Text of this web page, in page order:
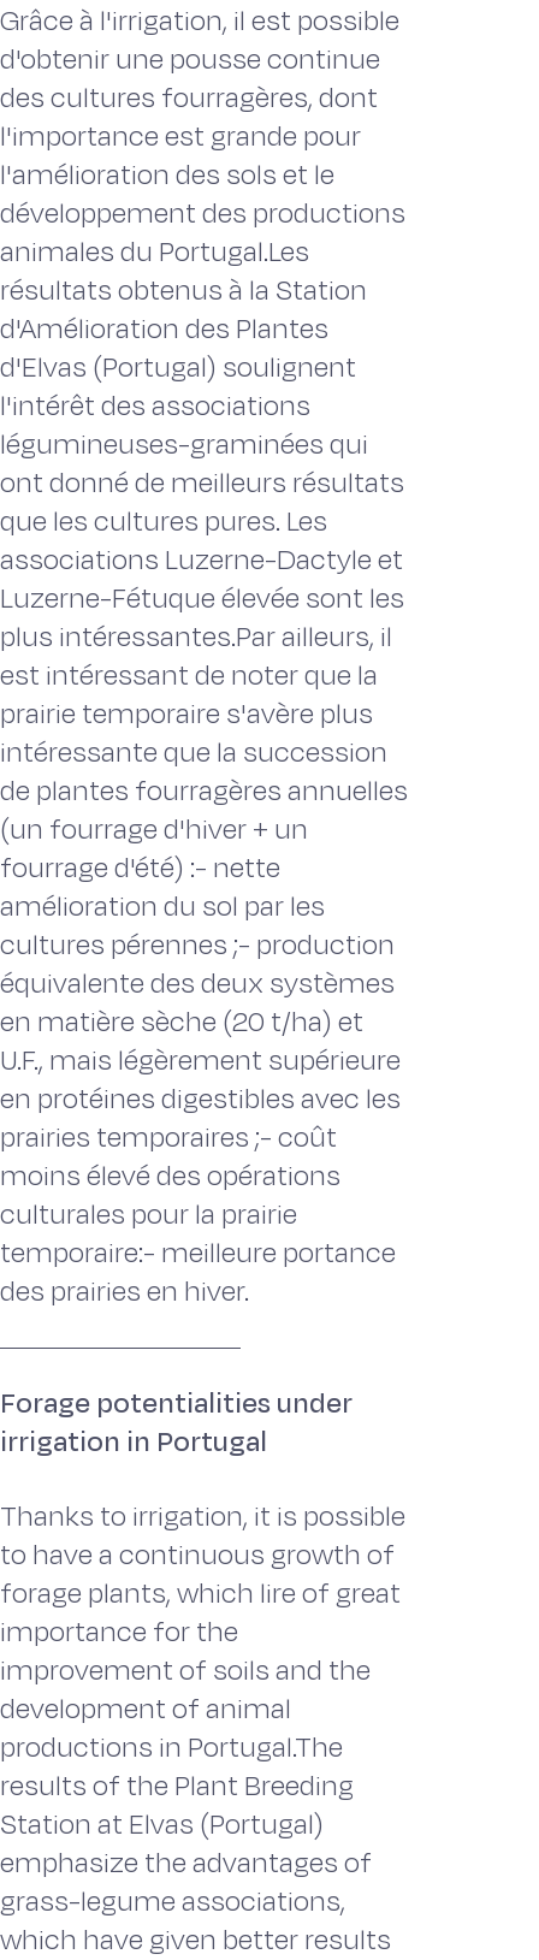
Grâce à l'irrigation, il est possible
d'obtenir une pousse continue
des cultures fourragères, dont
l'importance est grande pour
l'amélioration des sols et le
développement des productions
animales du Portugal.Les
résultats obtenus à la Station
d'Amélioration des Plantes
d'Elvas (Portugal) soulignent
l'intérêt des associations
légumineuses-graminées qui
ont donné de meilleurs résultats
que les cultures pures. Les
associations Luzerne-Dactyle et
Luzerne-Fétuque élevée sont les
plus intéressantes.Par ailleurs, il
est intéressant de noter que la
prairie temporaire s'avère plus
intéressante que la succession
de plantes fourragères annuelles
(un fourrage d'hiver + un
fourrage d'été) :- nette
amélioration du sol par les
cultures pérennes ;- production
équivalente des deux systèmes
en matière sèche (20 t/ha) et
U.F., mais légèrement supérieure
en protéines digestibles avec les
prairies temporaires ;- coût
moins élevé des opérations
culturales pour la prairie
temporaire:- meilleure portance
des prairies en hiver.
Forage potentialities under
irrigation in Portugal
Thanks to irrigation, it is possible
to have a continuous growth of
forage plants, which lire of great
importance for the
improvement of soils and the
development of animal
productions in Portugal.The
results of the Plant Breeding
Station at Elvas (Portugal)
emphasize the advantages of
grass-legume associations,
which have given better results